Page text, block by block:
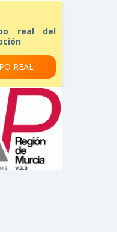
real del
REAL